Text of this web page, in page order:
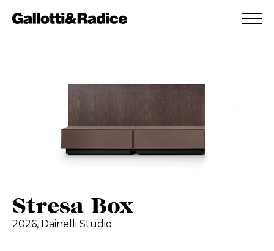
AGGIUNTO ALLA WISHLIST
Stresa Box
2026, Dainelli Studio